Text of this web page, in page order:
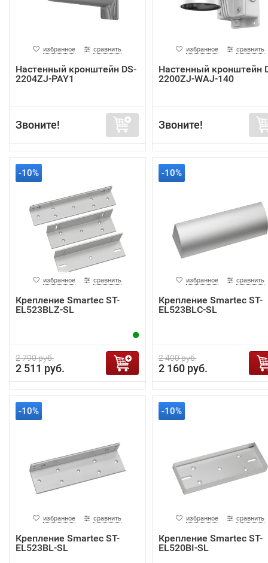
избранное сравнить
Настенный кронштейн DS-
2204ZJ-PAY1
Звоните!
избранное сравнить
Настенный кронштейн
2200ZJ-WAJ-140
Звоните!
-10%
избранное сравнить
Крепление Smartec ST-
EL523BLZ-SL
2 790 руб.
2 511 руб.
-10%
избранное сравнить
Крепление Smartec ST-
EL523BLC-SL
2 400 руб.
2 160 руб.
-10%
избранное сравнить
Крепление Smartec ST-
EL523BL-SL
-10%
избранное сравнить
Крепление Smartec ST-
EL520BI-SL